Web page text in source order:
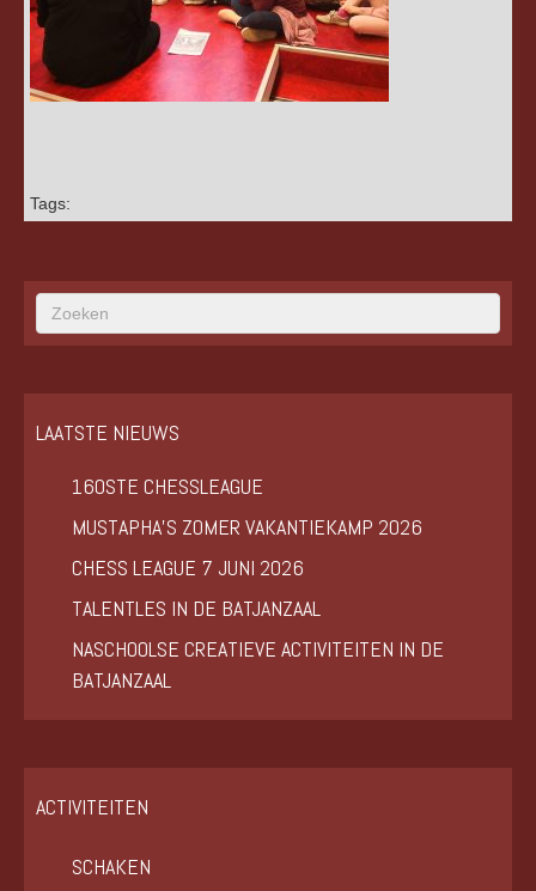
Tags:
LAATSTE NIEUWS
160STE CHESSLEAGUE
MUSTAPHA’S ZOMER VAKANTIEKAMP 2026
CHESS LEAGUE 7 JUNI 2026
TALENTLES IN DE BATJANZAAL
NASCHOOLSE CREATIEVE ACTIVITEITEN IN DE
BATJANZAAL
ACTIVITEITEN
SCHAKEN